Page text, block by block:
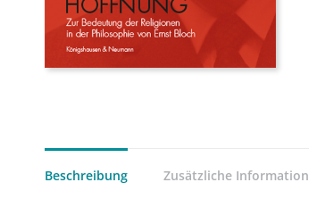
Beschreibung Zusätzliche Information